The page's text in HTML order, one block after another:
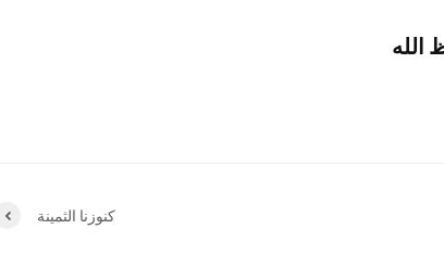
الله
كنوزنا الثمينة